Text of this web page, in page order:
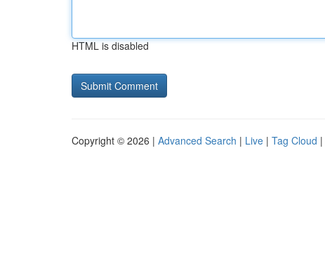
HTML is disabled
Copyright © 2026 | Advanced Search | Live | Tag Cloud |